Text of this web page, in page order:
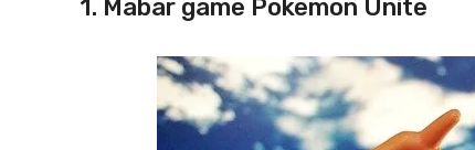
1. Mabar game Pokemon Unite